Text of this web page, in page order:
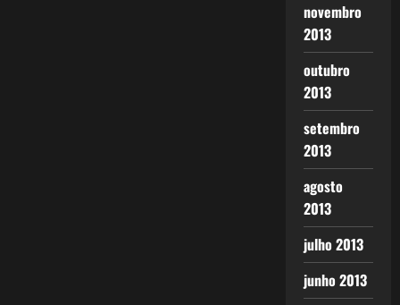
novembro
2013
outubro
2013
setembro
2013
agosto
2013
julho 2013
junho 2013